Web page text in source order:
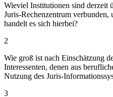
Wieviel Institutionen sind derzeit
Juris-Rechenzentrum
handelt es sich hierbei?
2
Wie groß ist nach Einschätzung
Interessenten, denen aus
Nutzung des Juris-
3